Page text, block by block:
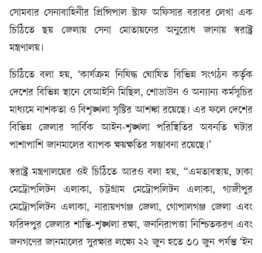
সোমবার সেনাবাহিনীর প্রিন্সিপাল স্টাফ অফিসার বরাবর লেখা এক
চিঠিতে ছয় জেলায় সেনা মোতায়নের অনুরোধ জানায় স্বরাষ্ট্র
মন্ত্রণালয়।
চিঠিতে বলা হয়, ‘কার্যক্রম নিষিদ্ধ ঘোষিত বিভিন্ন সংগঠন কর্তৃক
দেশের বিভিন্ন স্থানে বেআইনি মিছিল, শোডাউন ও অন্যান্য কর্মসূচির
মাধ্যমে নাশকতা ও বিশৃঙ্খলা সৃষ্টির আশঙ্কা রয়েছে। এর ফলে দেশের
বিভিন্ন জেলার সার্বিক আইন-শৃঙ্খলা পরিস্থিতির অবনতি ঘটার
পাশাপাশি জানমালের ব্যাপক ক্ষয়ক্ষতির সম্ভাবনা রয়েছে।’
স্বরাষ্ট্র মন্ত্রণালয়ের ওই চিঠিতে আরও বলা হয়, “এমতাবস্থায়, ঢাকা
মেট্রোপলিটন এলাকা, চট্টগ্রাম মেট্রোপলিটন এলাকা, গাজীপুর
মেট্রোপলিটন এলাকা, নারায়ণগঞ্জ জেলা, গোপালগঞ্জ জেলা এবং
ফরিদপুর জেলার শান্তি-শৃঙ্খলা রক্ষা, জননিরাপত্তা নিশ্চিতকরণ এবং
জনগণের জানমালের সুরক্ষার লক্ষ্যে ২২ জুন হতে ৩০ জুন পর্যন্ত ‘ইন